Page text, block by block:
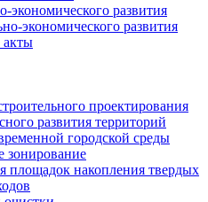
экономического развития
экономического развития
проектирования
развития территорий
городской среды
зонирование
площадок накопления твердых